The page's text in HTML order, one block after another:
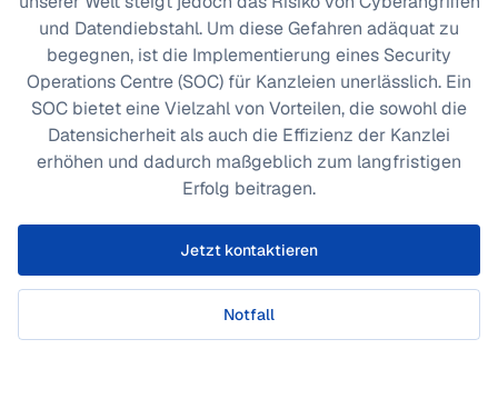
und Datendiebstahl. Um diese Gefahren adäquat zu
begegnen, ist die Implementierung eines Security
Operations Centre (SOC) für Kanzleien unerlässlich. Ein
SOC bietet eine Vielzahl von Vorteilen, die sowohl die
Datensicherheit als auch die Effizienz der Kanzlei
erhöhen und dadurch maßgeblich zum langfristigen
Erfolg beitragen.
Jetzt kontaktieren
Notfall